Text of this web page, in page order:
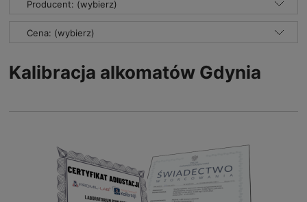
Producent: (wybierz)
Cena: (wybierz)
Kalibracja alkomatów Gdynia